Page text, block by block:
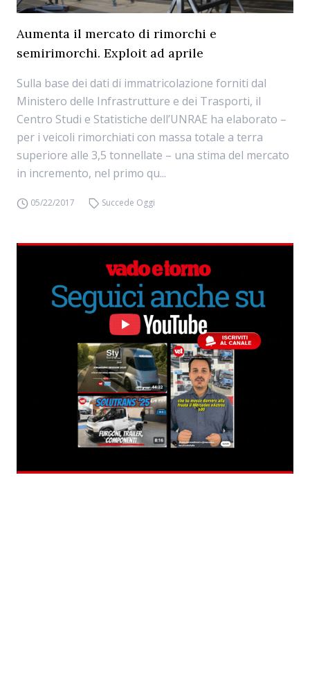
Aumenta il mercato di rimorchi e
semirimorchi. Exploit ad aprile
Sulla base dei dati di immatricolazione forniti dal
Ministero delle Infrastrutture e dei Trasporti, il
Centro Studi e Statistiche dell’UNRAE ha elaborato –
per i veicoli rimorchiati con massa totale a terra
superiore alle 3,5 tonnellate – una stima del mercato
in incremento, nel primo qu...
05/22/2017 Succede Oggi